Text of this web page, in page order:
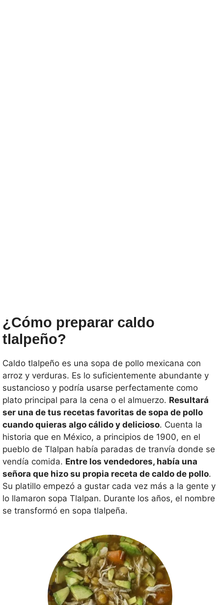
¿Cómo preparar caldo
tlalpeño?
Caldo tlalpeño es una sopa de pollo mexicana con
arroz y verduras. Es lo suficientemente abundante y
sustancioso y podría usarse perfectamente como
plato principal para la cena o el almuerzo. Resultará
ser una de tus recetas favoritas de sopa de pollo
cuando quieras algo cálido y delicioso. Cuenta la
historia que en México, a principios de 1900, en el
pueblo de Tlalpan había paradas de tranvía donde se
vendía comida. Entre los vendedores, había una
señora que hizo su propia receta de caldo de pollo.
Su platillo empezó a gustar cada vez más a la gente y
lo llamaron sopa Tlalpan. Durante los años, el nombre
se transformó en sopa tlalpeña.